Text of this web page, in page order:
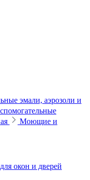
эмали, аэрозоли и
Моющие и
окон и дверей